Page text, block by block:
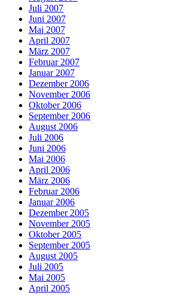
Juli 2007
Juni 2007
Mai 2007
April 2007
März 2007
Februar 2007
Januar 2007
Dezember 2006
November 2006
Oktober 2006
September 2006
August 2006
Juli 2006
Juni 2006
Mai 2006
April 2006
März 2006
Februar 2006
Januar 2006
Dezember 2005
November 2005
Oktober 2005
September 2005
August 2005
Juli 2005
Mai 2005
April 2005